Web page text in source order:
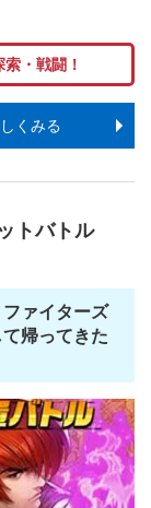
・戦闘！
くみる
トバトル
ァイターズ
帰ってきた